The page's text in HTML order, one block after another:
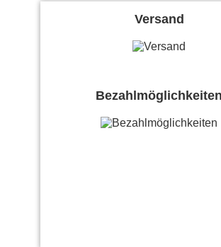
Versand
Bezahlmöglichkeiten